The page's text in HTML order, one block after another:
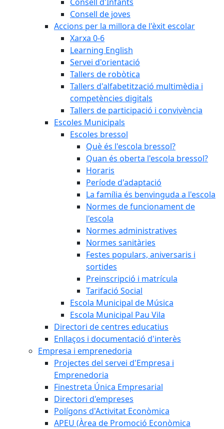
Consell de joves
Accions per la millora de l'èxit escolar
Xarxa 0-6
Learning English
Servei d'orientació
Tallers de robòtica
Tallers d'alfabetització multimèdia i
competències digitals
Tallers de participació i convivència
Escoles Municipals
Escoles bressol
Què és l'escola bressol?
Quan és oberta l'escola bressol?
Horaris
Període d'adaptació
La família és benvinguda a l'escola
Normes de funcionament de
l'escola
Normes administratives
Normes sanitàries
Festes populars, aniversaris i
sortides
Preinscripció i matrícula
Tarifació Social
Escola Municipal de Música
Escola Municipal Pau Vila
Directori de centres educatius
Enllaços i documentació d'interès
Empresa i emprenedoria
Projectes del servei d'Empresa i
Emprenedoria
Finestreta Única Empresarial
Directori d'empreses
Polígons d'Activitat Econòmica
APEU (Àrea de Promoció Econòmica